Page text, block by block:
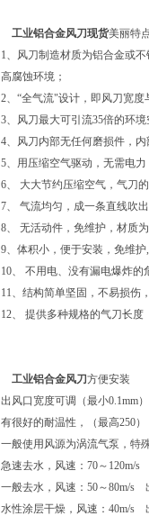
工业铝合金风刀现货美丽特
1、风刀制造材质为铝合金或
高腐蚀环境；
2、“全气流"设计，即风刀宽
3、风刀最大可引流35倍的环
4、风刀内部无任何磨损件，
5、用压缩空气驱动，无需电
6、 大大节约压缩空气，气刀
7、 气流均匀，成一条直线吹
8、 无活动件，免维护，材质
9、体积小，便于安装，免维
10、 不用电、没有漏电爆炸的
11、结构简单坚固，不易损伤
12、 提供多种规格的气刀长度
工业铝合金风刀方便安装
出风口宽度可调（最小0.1mm
有很好的耐温性，（最高250
一般使用风源为涡流气泵，特
急速去水，风速：70～120m/s
一般去水，风速：50～80m/s
水性涂层干燥，风速：40m/s